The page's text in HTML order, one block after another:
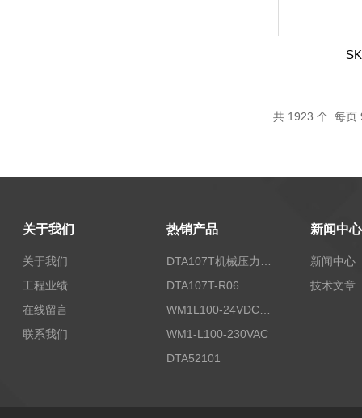
共 1923 个 每
关于我们
关于我们
工程业绩
在线留言
联系我们
热销产品
DTA107T-R06
WM1L100-24VDC/T5X
WM1-L100-230VAC
DTA52101
新闻中心
新闻中心
技术文章